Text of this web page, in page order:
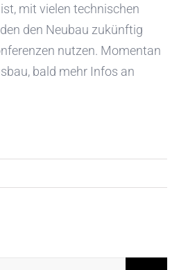
mit vielen technischen
den Neubau zukünftig
nutzen. Momentan
bald mehr Infos an